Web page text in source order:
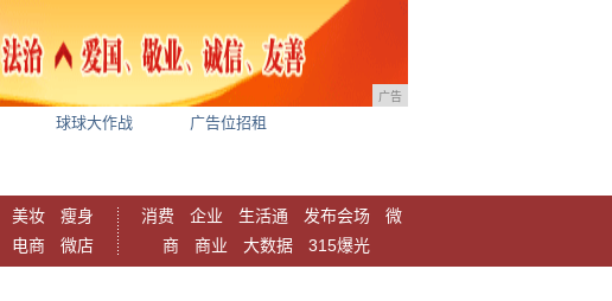
广告
球球大作战 广告位招租
美妆
瘦身
电商 微店
消费 企业 生活通 发布会场
微
商
商业 大数据 315爆光